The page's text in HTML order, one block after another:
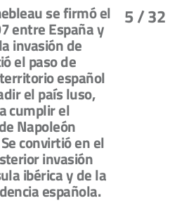
5/ 32
se firmó el
entre España y
invasión de
el paso de
español
el país luso,
cumplir el
Napoleón
convirtió en el
invasión
ibérica y de la
española.